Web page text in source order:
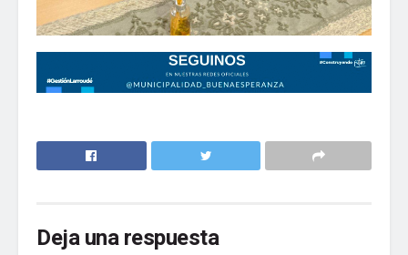
Deja una respuesta